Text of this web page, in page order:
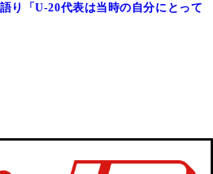
り「U-20代表は当時の自分にとって